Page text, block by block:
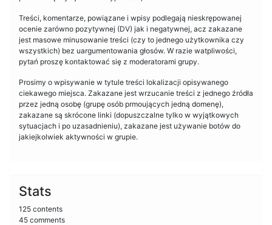
Treści, komentarze, powiązane i wpisy podlegają nieskrępowanej
ocenie zarówno pozytywnej (DV) jak i negatywnej, acz zakazane
jest masowe minusowanie treści (czy to jednego użytkownika czy
wszystkich) bez uargumentowania głosów. W razie watpliwości,
pytań proszę kontaktować się z moderatorami grupy.
Prosimy o wpisywanie w tytule treści lokalizacji opisywanego
ciekawego miejsca. Zakazane jest wrzucanie treści z jednego źródła
przez jedną osobę (grupę osób prmoujących jedną domenę),
zakazane są skrócone linki (dopuszczalne tylko w wyjątkowych
sytuacjach i po uzasadnieniu), zakazane jest używanie botów do
jakiejkolwiek aktywności w grupie.
Stats
125 contents
45 comments